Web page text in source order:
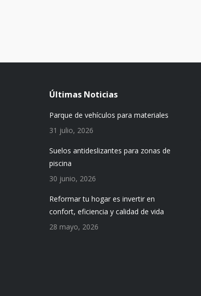
Últimas Noticias
Parque de vehículos para materiales
31 julio, 2026
Suelos antideslizantes para zonas de
piscina
30 junio, 2026
Reformar tu hogar es invertir en
confort, eficiencia y calidad de vida
28 mayo, 2026